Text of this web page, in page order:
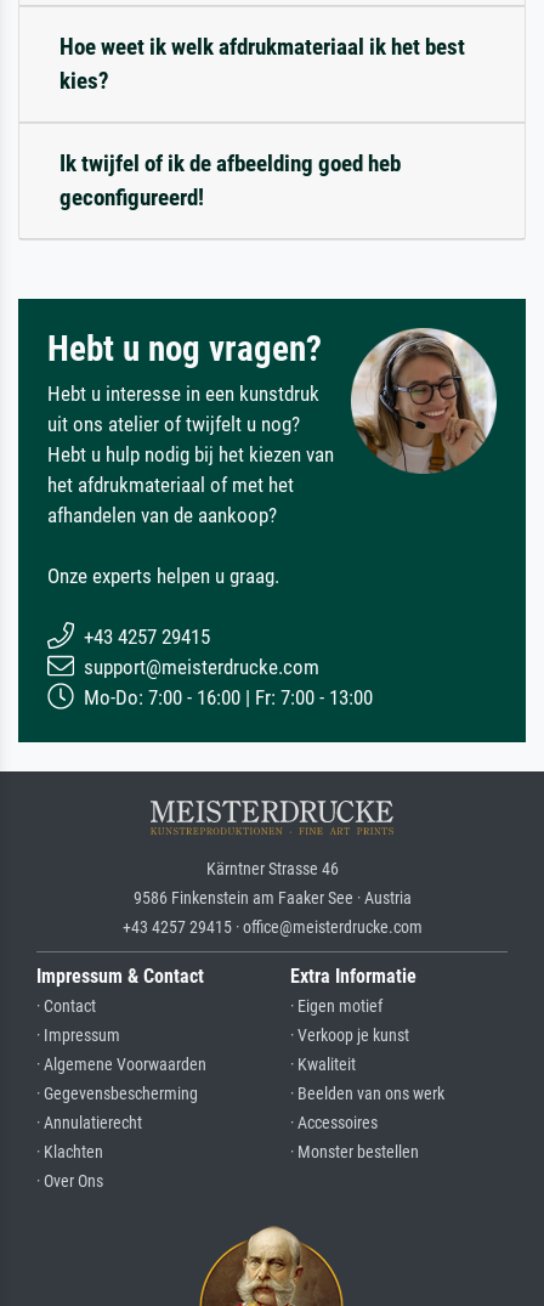
Hoe weet ik welk afdrukmateriaal ik het best
kies?
Ik twijfel of ik de afbeelding goed heb
geconfigureerd!
Hebt u nog vragen?
Hebt u interesse in een kunstdruk
uit ons atelier of twijfelt u nog?
Hebt u hulp nodig bij het kiezen van
het afdrukmateriaal of met het
afhandelen van de aankoop?
Onze experts helpen u graag.
+43 4257 29415
support@meisterdrucke.com
Mo-Do: 7:00 - 16:00 | Fr: 7:00 - 13:00
Kärntner Strasse 46
9586 Finkenstein am Faaker See · Austria
+43 4257 29415 · office@meisterdrucke.com
Impressum & Contact
· Contact
· Impressum
· Algemene Voorwaarden
· Gegevensbescherming
· Annulatierecht
· Klachten
· Over Ons
Extra Informatie
· Eigen motief
· Verkoop je kunst
· Kwaliteit
· Beelden van ons werk
· Accessoires
· Monster bestellen